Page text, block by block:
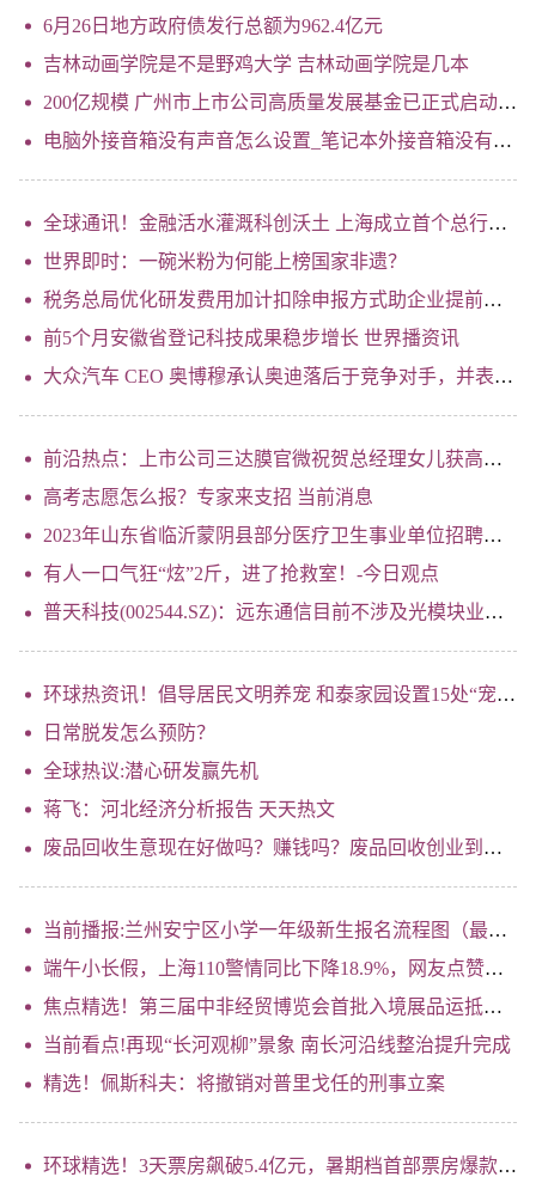
6月26日地方政府债发行总额为962.4亿元
吉林动画学院是不是野鸡大学 吉林动画学院是几本
200亿规模 广州市上市公司高质量发展基金已正式启动_环球速递
电脑外接音箱没有声音怎么设置_笔记本外接音箱没有声音 怎么办
全球通讯！金融活水灌溉科创沃土 上海成立首个总行级科技金融事业部
世界即时：一碗米粉为何能上榜国家非遗？
税务总局优化研发费用加计扣除申报方式助企业提前享受优惠
前5个月安徽省登记科技成果稳步增长 世界播资讯
大众汽车 CEO 奥博穆承认奥迪落后于竞争对手，并表示当前电动汽车竞争力不足
前沿热点：上市公司三达膜官微祝贺总经理女儿获高考单科状元 此前教育部已严禁炒作，律师：属不当披露
高考志愿怎么报？专家来支招 当前消息
2023年山东省临沂蒙阴县部分医疗卫生事业单位招聘卫生类工作人员面试成绩及总成绩通知|世界速看料
有人一口气狂“炫”2斤，进了抢救室！-今日观点
普天科技(002544.SZ)：远东通信目前不涉及光模块业务_每日短讯
环球热资讯！倡导居民文明养宠 和泰家园设置15处“宠物便便箱”
日常脱发怎么预防？
全球热议:潜心研发赢先机
蒋飞：河北经济分析报告 天天热文
废品回收生意现在好做吗？赚钱吗？废品回收创业到底是赚钱还是亏钱？
当前播报:兰州安宁区小学一年级新生报名流程图（最新）
端午小长假，上海110警情同比下降18.9%，网友点赞秩序之美_快消息
焦点精选！第三届中非经贸博览会首批入境展品运抵长沙
当前看点!再现“长河观柳”景象 南长河沿线整治提升完成
精选！佩斯科夫：将撤销对普里戈任的刑事立案
环球精选！3天票房飙破5.4亿元，暑期档首部票房爆款诞生！